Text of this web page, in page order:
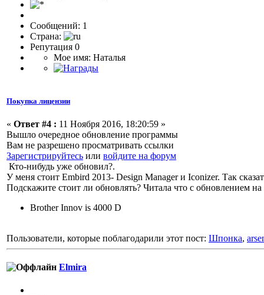
Сообщений: 1
Страна:
Репутация 0
Мое имя: Наталья
Покупка лицензии
« Ответ #4 : 11 Ноября 2016, 18:20:59 »
Вышло очередное обновление программы
Вам не разрешено просматривать ссылки
Зарегистрируйтесь или войдите на форум
Кто-нибудь уже обновил?.
У меня стоит Embird 2013- Design Manager и Iconizer. Так
Подскажите стоит ли обновлять? Читала что с обновлением
Brother Innov is 4000 D
Пользователи, которые поблагодарили этот пост: Шпонка,
Elmira